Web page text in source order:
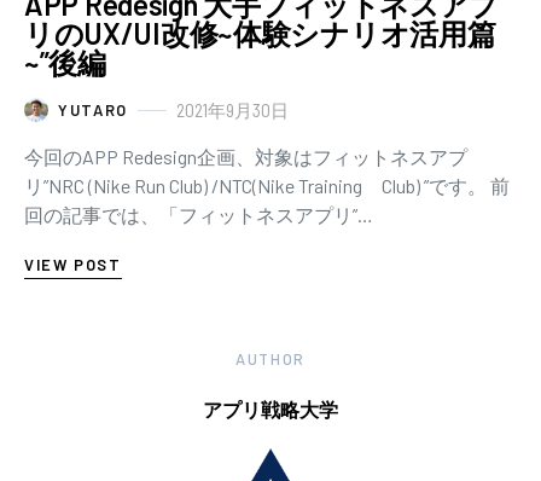
リのUX/UI改修~体験シナリオ活用篇
~”後編
YUTARO 2021年9月30日
今回のAPP Redesign企画、対象はフィットネスアプ
リ”NRC (Nike Run Club) /NTC(Nike Training Club) ”です。 前
回の記事では、「フィットネスアプリ”…
VIEW POST
AUTHOR
アプリ戦略大学